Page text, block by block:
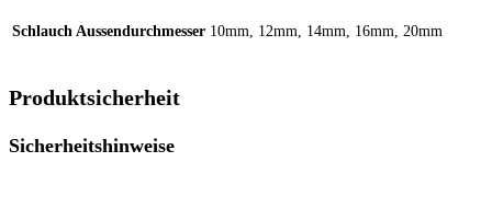
Schlauch Aussendurchmesser 10mm, 12mm, 14mm, 16mm, 20mm
Produktsicherheit
Sicherheitshinweise